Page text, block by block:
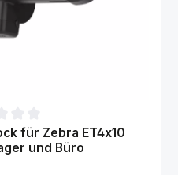
von 0 von 5 Sternen
für Zebra ET4x10
und Büro